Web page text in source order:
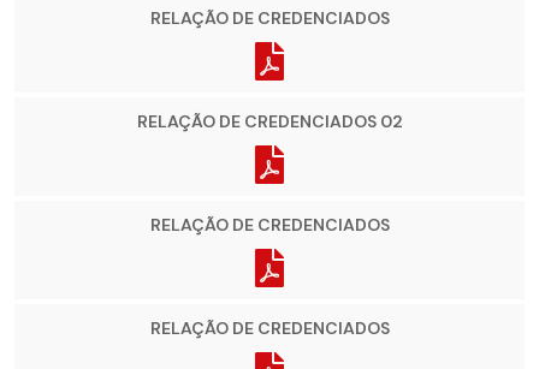
RELAÇÃO DE CREDENCIADOS
RELAÇÃO DE CREDENCIADOS 02
RELAÇÃO DE CREDENCIADOS
RELAÇÃO DE CREDENCIADOS